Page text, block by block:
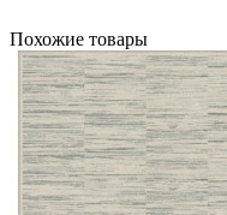
Похожие товары